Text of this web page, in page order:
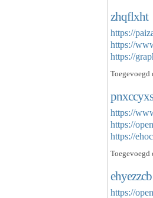
zhqflxht
https://
https://
https://
Toegevoegd
pnxccyxs
https://
https://
https://
Toegevoegd
ehyezzcb
https://